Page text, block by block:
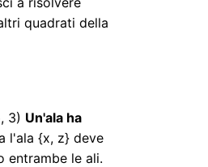
quadrati della
3) Un'ala ha
l'ala {x, z} deve
entrambe le ali.